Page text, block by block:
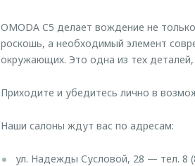
OMODA C5 делает вождение не
роскошь, а необходимый элемент
окружающих. Это одна из тех
Приходите и убедитесь лично в
Наши салоны ждут вас по адресам:
ул. Надежды Сусловой, 28 — тел. 8